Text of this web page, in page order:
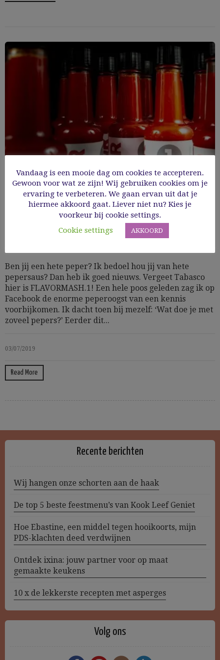
Ontdek Flavormash.1
Ben jij een hete peper? Ik bedoel hou jij van hete
pepersaus? Dan heb ik goed nieuws. Vergeet Tabasco
hier is FLAVORMASH.1! Een hele poos geleden zag ik op
Facebook de enorme peperoogst van een kennis
voorbijkomen. Ik dacht toen bij mezelf: ‘Wat doe je met
zoveel pepers?’ Eerder dit...
03/07/2019
Read More
Recente berichten
Wij hangen onze schorten aan de haak
De top 5 beste feestmenu’s van Kook Leef Geniet
Hoe Ebastine, een middel tegen hooikoorts, mijn
PDS-klachten deed verdwijnen
Ontdek ixina: jouw partner voor op maat
gemaakte keukens
10 x de lekkerste recepten met asperges
Volg ons
Vandaag is een mooie dag om cookies te accepteren.
Gewoon voor wat ze zijn! Wij gebruiken cookies om je
ervaring te verbeteren. We gaan ervan uit dat je
hiermee akkoord gaat. Liever niet nu? Kies je
voorkeur bij cookie settings.
Cookie settings
AKKOORD